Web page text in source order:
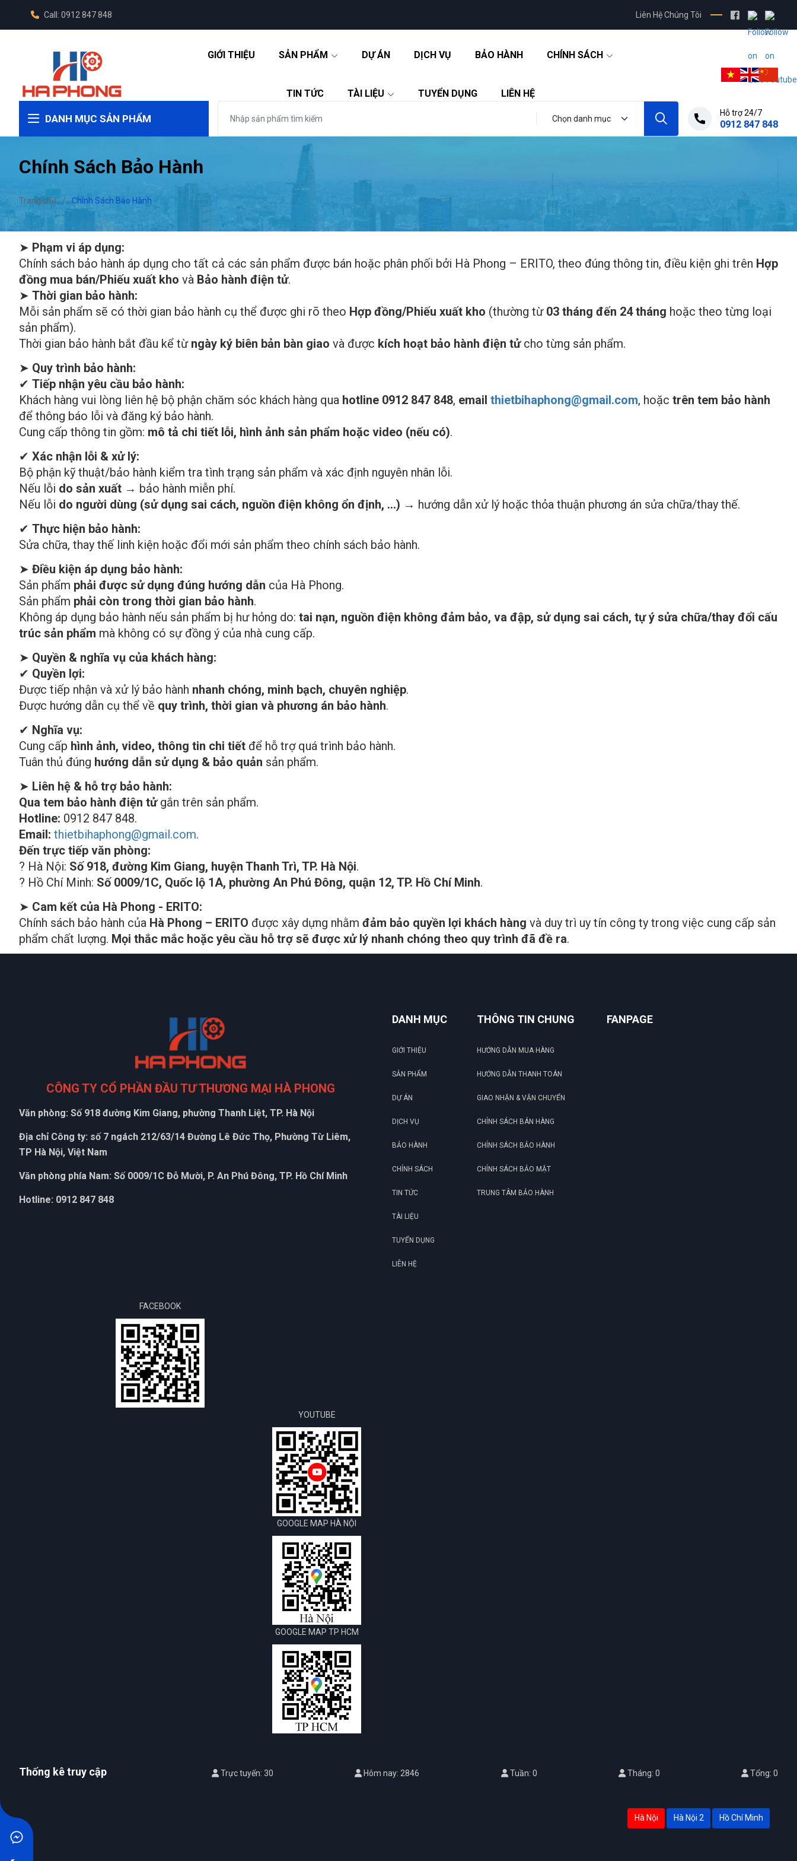
Call: 0912 847 848 Liên Hệ Chúng Tôi
GIỚI THIỆU SẢN PHẨM DỰ ÁN DỊCH VỤ BẢO HÀNH CHÍNH SÁCH
TIN TỨC TÀI LIỆU TUYỂN DỤNG LIÊN HỆ
DANH MỤC SẢN PHẨM
Hỗ trợ 24/7
0912 847 848
Chính Sách Bảo Hành
Trang chủ / Chính Sách Bảo Hành
➤ Phạm vi áp dụng:
Chính sách bảo hành áp dụng cho tất cả các sản phẩm được bán hoặc phân phối bởi Hà Phong – ERITO, theo đúng thông tin, điều kiện ghi trên Hợp
đồng mua bán/Phiếu xuất kho và Bảo hành điện tử.
➤ Thời gian bảo hành:
Mỗi sản phẩm sẽ có thời gian bảo hành cụ thể được ghi rõ theo Hợp đồng/Phiếu xuất kho (thường từ 03 tháng đến 24 tháng hoặc theo từng loại
sản phẩm).
Thời gian bảo hành bắt đầu kể từ ngày ký biên bản bàn giao và được kích hoạt bảo hành điện tửcho từng sản phẩm.
➤ Quy trình bảo hành:
✔ Tiếp nhận yêu cầu bảo hành:
Khách hàng vui lòng liên hệ bộ phận chăm sóc khách hàng qua hotline 0912 847 848, email thietbihaphong@gmail.com, hoặc trên tem bảo hành
để thông báo lỗi và đăng ký bảo hành.
Cung cấp thông tin gồm: mô tả chi tiết lỗi, hình ảnh sản phẩm hoặc video (nếu có).
✔ Xác nhận lỗi & xử lý:
Bộ phận kỹ thuật/bảo hành kiểm tra tình trạng sản phẩm và xác định nguyên nhân lỗi.
Nếu lỗi do sản xuất → bảo hành miễn phí.
Nếu lỗi do người dùng (sử dụng sai cách, nguồn điện không ổn định, …) → hướng dẫn xử lý hoặc thỏa thuận phương án sửa chữa/thay thế.
✔ Thực hiện bảo hành:
Sửa chữa, thay thế linh kiện hoặc đổi mới sản phẩm theo chính sách bảo hành.
➤ Điều kiện áp dụng bảo hành:
Sản phẩm phải được sử dụng đúng hướng dẫn của Hà Phong.
Sản phẩm phải còn trong thời gian bảo hành.
Không áp dụng bảo hành nếu sản phẩm bị hư hỏng do: tai nạn, nguồn điện không đảm bảo, va đập, sử dụng sai cách, tự ý sửa chữa/thay đổi cấu
trúc sản phẩm mà không có sự đồng ý của nhà cung cấp.
➤ Quyền & nghĩa vụ của khách hàng:
✔ Quyền lợi:
Được tiếp nhận và xử lý bảo hành nhanh chóng, minh bạch, chuyên nghiệp.
Được hướng dẫn cụ thể về quy trình, thời gian và phương án bảo hành.
✔ Nghĩa vụ:
Cung cấp hình ảnh, video, thông tin chi tiết để hỗ trợ quá trình bảo hành.
Tuân thủ đúng hướng dẫn sử dụng & bảo quản sản phẩm.
➤ Liên hệ & hỗ trợ bảo hành:
Qua tem bảo hành điện tửgắn trên sản phẩm.
Hotline: 0912 847 848.
Email: thietbihaphong@gmail.com.
Đến trực tiếp văn phòng:
? Hà Nội: Số 918, đường Kim Giang, huyện Thanh Trì, TP. Hà Nội.
? Hồ Chí Minh: Số 0009/1C, Quốc lộ 1A, phường An Phú Đông, quận 12, TP. Hồ Chí Minh.
➤ Cam kết của Hà Phong - ERITO:
Chính sách bảo hành của Hà Phong – ERITO được xây dựng nhằm đảm bảo quyền lợi khách hàng và duy trì uy tín công ty trong việc cung cấp sản
phẩm chất lượng. Mọi thắc mắc hoặc yêu cầu hỗ trợ sẽ được xử lý nhanh chóng theo quy trình đã đề ra.
CÔNG TY CỔ PHẦN ĐẦU TƯ THƯƠNG MẠI HÀ PHONG
Văn phòng: Số 918 đường Kim Giang, phường Thanh Liệt, TP. Hà Nội
Địa chỉ Công ty: số 7 ngách 212/63/14 Đường Lê Đức Thọ, Phường Từ Liêm,
TP Hà Nội, Việt Nam
Văn phòng phía Nam: Số 0009/1C Đỗ Mười, P. An Phú Đông, TP. Hồ Chí Minh
Hotline: 0912 847 848
DANH MỤC
GIỚI THIỆU
SẢN PHẨM
DỰ ÁN
DỊCH VỤ
BẢO HÀNH
CHÍNH SÁCH
TIN TỨC
TÀI LIỆU
TUYỂN DỤNG
LIÊN HỆ
THÔNG TIN CHUNG
HƯỚNG DẪN MUA HÀNG
HƯỚNG DẪN THANH TOÁN
GIAO NHẬN & VẬN CHUYỂN
CHÍNH SÁCH BÁN HÀNG
CHÍNH SÁCH BẢO HÀNH
CHÍNH SÁCH BẢO MẬT
TRUNG TÂM BẢO HÀNH
FANPAGE
FACEBOOK
YOUTUBE
GOOGLE MAP HÀ NỘI
GOOGLE MAP TP HCM
Thống kê truy cập Trực tuyến: 30 Hôm nay: 2846 Tuần: 0 Tháng: 0 Tổng: 0
Hà Nội Hà Nội 2 Hồ Chí Minh